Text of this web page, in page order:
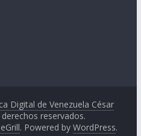
Digital de Venezuela César
reservados.
. Powered byWordPress.